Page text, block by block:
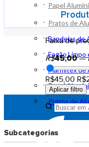
Papel
Pratos de
Bandejas de
Fogão Limpo
Marmitex de
Papel
Pratos de
Faixa de
R$45,00 —
R$45,00
Aplicar filtro
Subcategorias